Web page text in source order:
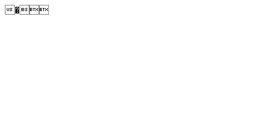
�